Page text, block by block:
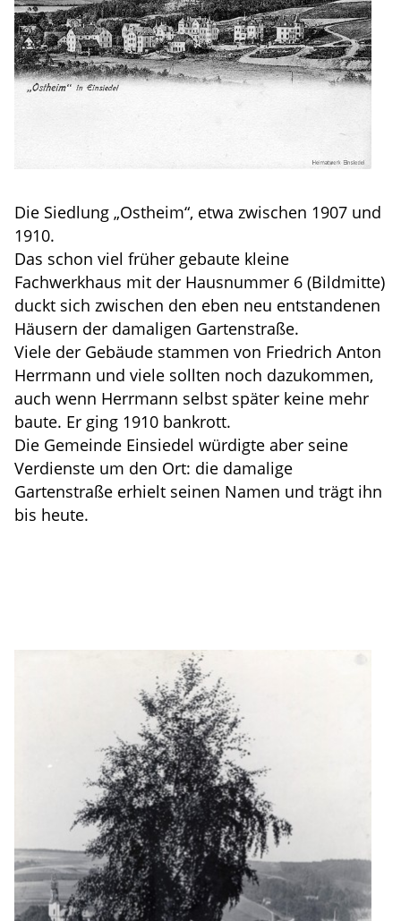
Die Siedlung „Ostheim“, etwa zwischen 1907 und
1910.
Das schon viel früher gebaute kleine
Fachwerkhaus mit der Hausnummer 6 (Bildmitte)
duckt sich zwischen den eben neu entstandenen
Häusern der damaligen Gartenstraße.
Viele der Gebäude stammen von Friedrich Anton
Herrmann und viele sollten noch dazukommen,
auch wenn Herrmann selbst später keine mehr
baute. Er ging 1910 bankrott.
Die Gemeinde Einsiedel würdigte aber seine
Verdienste um den Ort: die damalige
Gartenstraße erhielt seinen Namen und trägt ihn
bis heute.